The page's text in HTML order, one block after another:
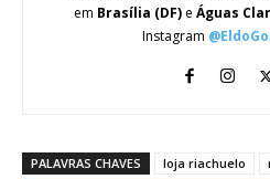
em Brasília (DF)e Águas
Instagram
PALAVRAS CHAVES loja riachuelo